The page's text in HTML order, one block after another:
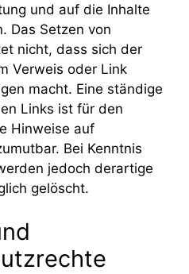
und auf die Inhalte
Das Setzen von
nicht, dass sich der
Verweis oder Link
macht. Eine ständige
Links ist für den
Hinweise auf
Bei Kenntnis
jedoch derartige
gelöscht.